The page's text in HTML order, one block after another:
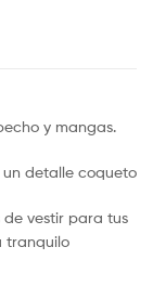
y mangas.
detalle coqueto
vestir para tus
tranquilo